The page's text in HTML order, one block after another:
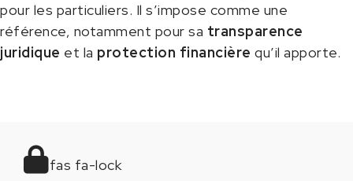
pour les particuliers. Il s’impose comme une
référence, notamment pour sa transparence
juridique et la protection financière qu’il apporte.
fas fa-lock